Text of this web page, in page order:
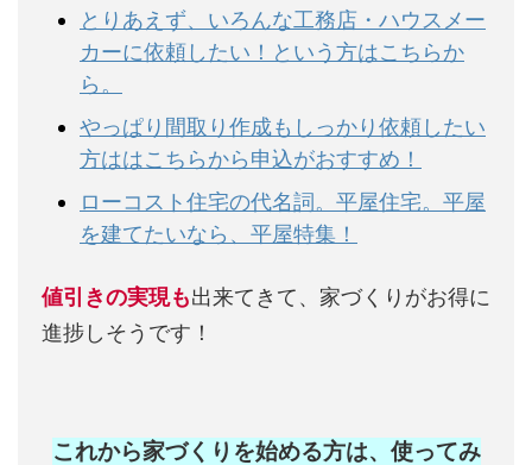
とりあえず、いろんな工務店・ハウスメー
カーに依頼したい！という方はこちらか
ら。
やっぱり間取り作成もしっかり依頼したい
方ははこちらから申込がおすすめ！
ローコスト住宅の代名詞。平屋住宅。平屋
を建てたいなら、平屋特集！
値引きの実現も出来てきて、家づくりがお得に
進捗しそうです！
これから家づくりを始める方は、使ってみ